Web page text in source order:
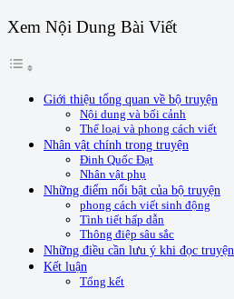
Xem Nội Dung Bài Viết
Giới thiệu tổng quan về bộ truyện
Nội dung và bối cảnh
Thể loại và phong cách viết
Nhân vật chính trong truyện
Đinh Quốc Đạt
Nhân vật phụ
Những điểm nổi bật của bộ truyện
phong cách viết sinh động
Tình tiết hấp dẫn
Thông điệp sâu sắc
Những điều cần lưu ý khi đọc truyện
Kết luận
Tổng kết